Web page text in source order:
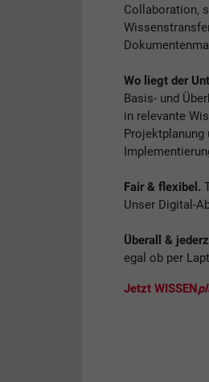
Collaboration,
Wo liegt der
Basis- und
in relevante
Fair & flexibel.
Unser Digital-
Überall &
egal ob per
Jetzt WISSEN